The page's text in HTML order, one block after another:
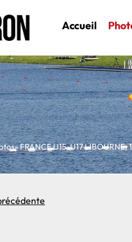
Accueil
»FRANCE U15-U17 LIBOURNE,